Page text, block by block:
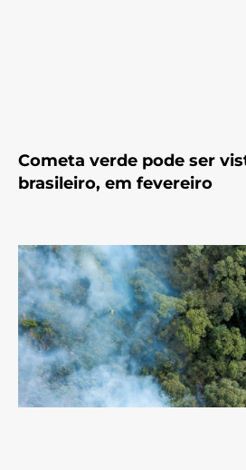
Cometa verde pode ser
brasileiro, em fevereiro